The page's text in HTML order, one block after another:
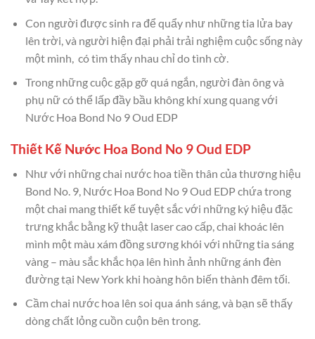
Con người được sinh ra để quẩy như những tia lửa bay
lên trời, và người hiện đại phải trải nghiệm cuộc sống này
một mình, có tìm thấy nhau chỉ do tình cờ.
Trong những cuộc gặp gỡ quá ngắn, người đàn ông và
phụ nữ có thể lấp đầy bầu không khí xung quang với
Nước Hoa Bond No 9 Oud EDP
Thiết Kế Nước Hoa Bond No 9 Oud EDP
Như với những chai nước hoa tiền thân của thương hiệu
Bond No. 9, Nước Hoa Bond No 9 Oud EDP chứa trong
một chai mang thiết kế tuyệt sắc với những ký hiệu đặc
trưng khắc bằng kỹ thuật laser cao cấp, chai khoác lên
mình một màu xám đồng sương khói với những tia sáng
vàng – màu sắc khắc họa lên hình ảnh những ánh đèn
đường tại New York khi hoàng hôn biến thành đêm tối.
Cầm chai nước hoa lên soi qua ánh sáng, và bạn sẽ thấy
dòng chất lỏng cuồn cuộn bên trong.